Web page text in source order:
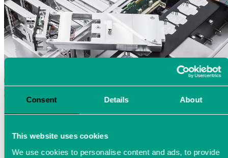
Consent Details About
This website uses cookies
We use cookies to personalise content and ads, to provide